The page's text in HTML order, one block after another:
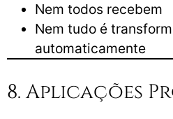
Nem todos recebem
Nem tudo é
automaticamente
8. Aplicações